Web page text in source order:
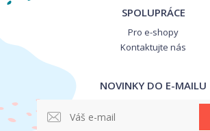
SPOLUPRÁCE
Pro e-shopy
Kontaktujte nás
NOVINKY DO E-MAILU